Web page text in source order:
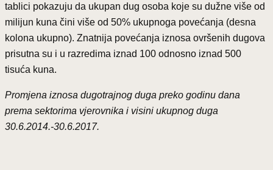
tablici pokazuju da ukupan dug osoba koje su dužne više od
milijun kuna čini više od 50% ukupnoga povećanja (desna
kolona ukupno). Znatnija povećanja iznosa ovršenih dugova
prisutna su i u razredima iznad 100 odnosno iznad 500
tisuća kuna.
Promjena iznosa dugotrajnog duga preko godinu dana
prema sektorima vjerovnika i visini ukupnog duga
30.6.2014.-30.6.2017.